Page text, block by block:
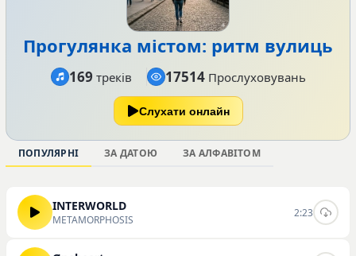
Прогулянка містом: ритм вулиць
169 треків 17514Прослуховувань
Слухати онлайн
ПОПУЛЯРНІ ЗА ДАТОЮ ЗА АЛФАВІТОМ
INTERWORLD
METAMORPHOSIS
2:23